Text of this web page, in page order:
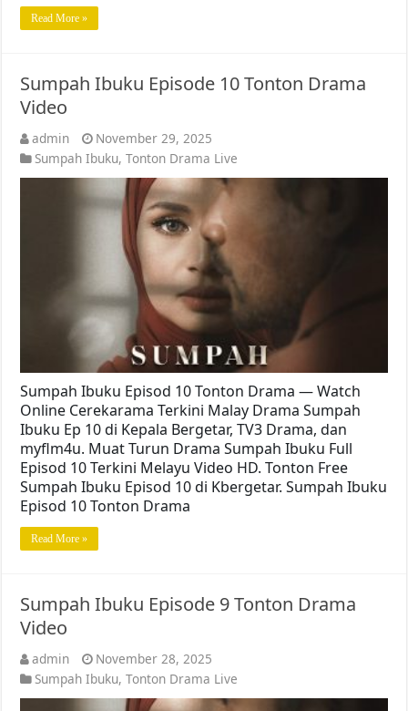
Read More »
Sumpah Ibuku Episode 10 Tonton Drama
Video
admin
November 29, 2025
Sumpah Ibuku,Tonton Drama Live
Sumpah Ibuku Episod 10 Tonton Drama — Watch
Online Cerekarama Terkini Malay Drama Sumpah
Ibuku Ep 10 di Kepala Bergetar, TV3 Drama, dan
myflm4u. Muat Turun Drama Sumpah Ibuku Full
Episod 10 Terkini Melayu Video HD. Tonton Free
Sumpah Ibuku Episod 10 di Kbergetar. Sumpah Ibuku
Episod 10 Tonton Drama
Read More »
Sumpah Ibuku Episode 9 Tonton Drama
Video
admin
November 28, 2025
Sumpah Ibuku,Tonton Drama Live